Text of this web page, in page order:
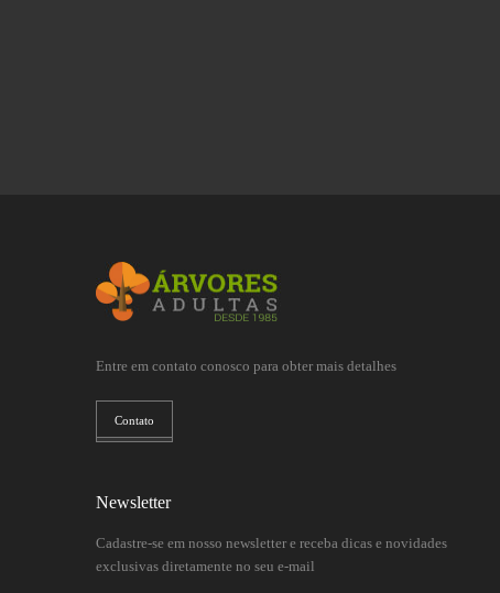
Entre em contato conosco para obter mais detalhes
Contato
Newsletter
Cadastre-se em nosso newsletter e receba dicas e novidades
exclusivas diretamente no seu e-mail